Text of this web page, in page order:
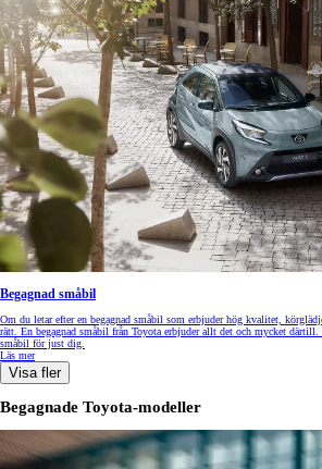
Begagnad småbil
Om du letar efter en begagnad småbil som erbjuder hög kvalitet,
rätt. En begagnad småbil från Toyota erbjuder allt det och mycket
småbil för just dig.
Läs mer
Visa fler
Begagnade Toyota-modeller